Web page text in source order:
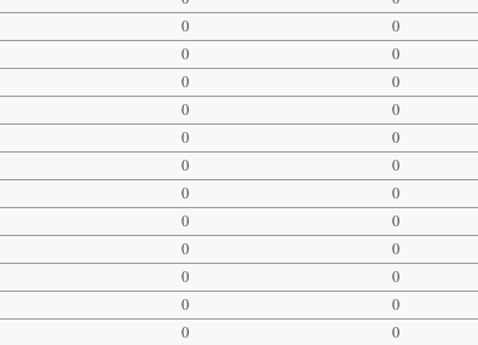
0 0
0 0
0 0
0 0
0 0
0 0
0 0
0 0
0 0
0 0
0 0
0 0